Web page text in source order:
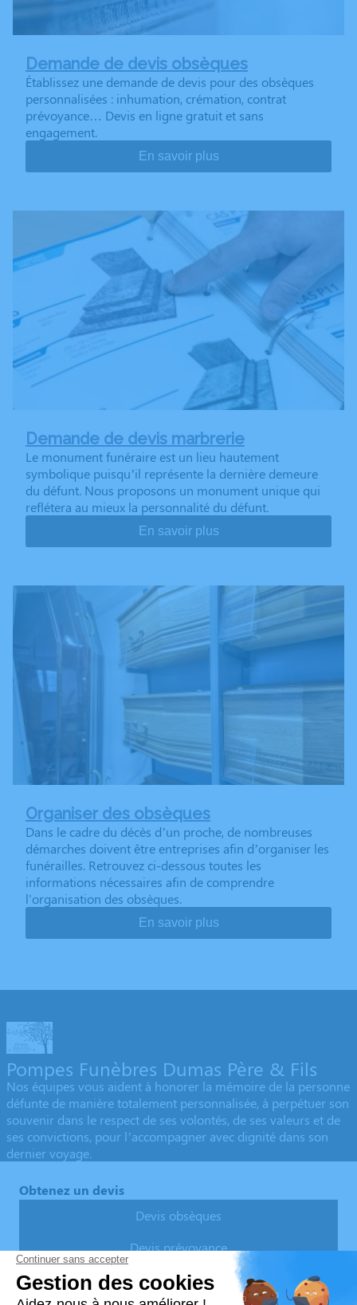
Demande de devis obsèques
Établissez une demande de devis pour des obsèques
personnalisées : inhumation, crémation, contrat
prévoyance… Devis en ligne gratuit et sans
engagement.
En savoir plus
Demande de devis marbrerie
Le monument funéraire est un lieu hautement
symbolique puisqu’il représente la dernière demeure
du défunt. Nous proposons un monument unique qui
reflétera au mieux la personnalité du défunt.
En savoir plus
Organiser des obsèques
Dans le cadre du décès d’un proche, de nombreuses
démarches doivent être entreprises afin d’organiser les
funérailles. Retrouvez ci-dessous toutes les
informations nécessaires afin de comprendre
l'organisation des obsèques.
En savoir plus
Pompes Funèbres Dumas Père & Fils
Nos équipes vous aident à honorer la mémoire de la personne
défunte de manière totalement personnalisée, à perpétuer son
souvenir dans le respect de ses volontés, de ses valeurs et de
ses convictions, pour l’accompagner avec dignité dans son
dernier voyage.
Obtenez un devis
Devis obsèques
Devis prévoyance
Devis marbrerie